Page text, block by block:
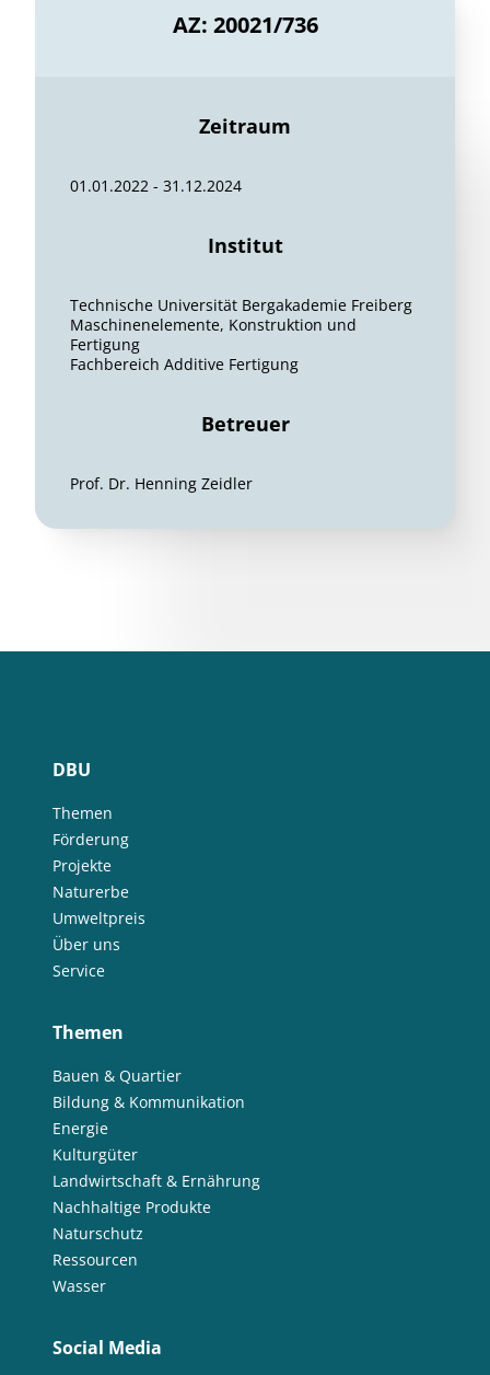
AZ: 20021/736
Zeitraum
01.01.2022 - 31.12.2024
Institut
Technische Universität Bergakademie Freiberg
Maschinenelemente, Konstruktion und
Fertigung
Fachbereich Additive Fertigung
Betreuer
Prof. Dr. Henning Zeidler
DBU
Themen
Förderung
Projekte
Naturerbe
Umweltpreis
Über uns
Service
Themen
Bauen & Quartier
Bildung & Kommunikation
Energie
Kulturgüter
Landwirtschaft & Ernährung
Nachhaltige Produkte
Naturschutz
Ressourcen
Wasser
Social Media